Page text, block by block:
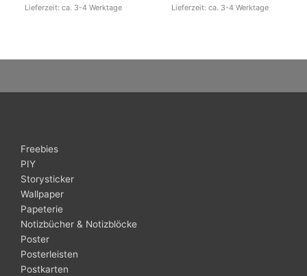
Lieferzeit: ca. 3-4 Werktage
Lieferzeit: ca. 3-4 Werktage
Freebies
PIY
Storysticker
Wallpaper
Papeterie
Notizbücher & Notizblöcke
Poster
Posterleisten
Postkarten